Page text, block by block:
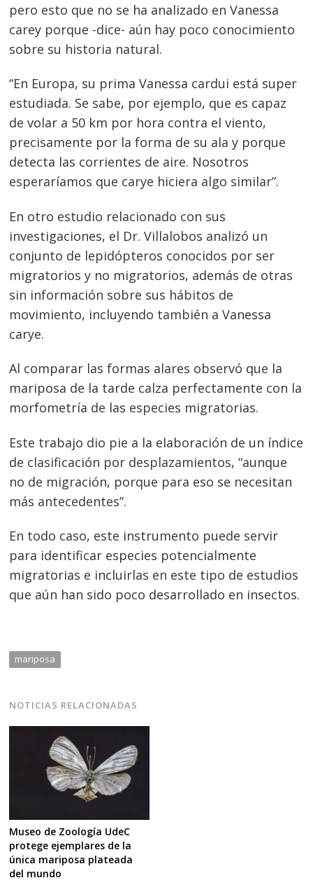
pero esto que no se ha analizado en Vanessa
carey porque -dice- aún hay poco conocimiento
sobre su historia natural.
“En Europa, su prima Vanessa cardui está super
estudiada. Se sabe, por ejemplo, que es capaz
de volar a 50 km por hora contra el viento,
precisamente por la forma de su ala y porque
detecta las corrientes de aire. Nosotros
esperaríamos que carye hiciera algo similar”.
En otro estudio relacionado con sus
investigaciones, el Dr. Villalobos analizó un
conjunto de lepidópteros conocidos por ser
migratorios y no migratorios, además de otras
sin información sobre sus hábitos de
movimiento, incluyendo también a Vanessa
carye.
Al comparar las formas alares observó que la
mariposa de la tarde calza perfectamente con la
morfometría de las especies migratorias.
Este trabajo dio pie a la elaboración de un índice
de clasificación por desplazamientos, “aunque
no de migración, porque para eso se necesitan
más antecedentes”.
En todo caso, este instrumento puede servir
para identificar especies potencialmente
migratorias e incluirlas en este tipo de estudios
que aún han sido poco desarrollado en insectos.
mariposa
NOTICIAS RELACIONADAS
Museo de Zoología UdeC
protege ejemplares de la
única mariposa plateada
del mundo